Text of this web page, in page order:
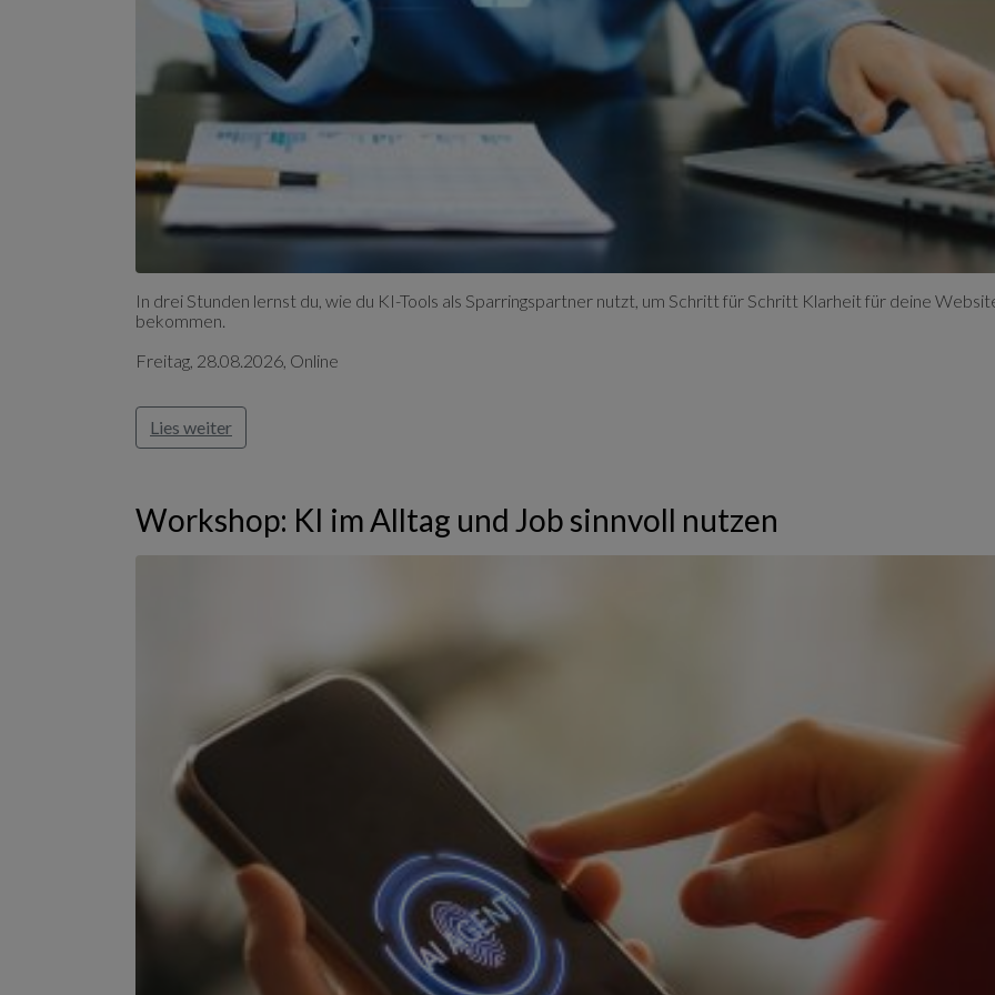
In drei Stunden lernst du, wie du KI-Tools als Sparringspartner nutzt, um Schritt für Schritt Klarheit für deine
bekommen.
Freitag, 28.08.2026, Online
Lies weiter
Workshop: KI im Alltag und Job sinnvoll nutzen